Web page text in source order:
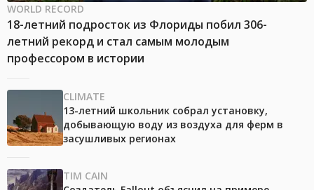
WORLD RECORD
18-летний подросток из Флориды побил 306-
летний рекорд и стал самым молодым
профессором в истории
CLIMATE
13-летний школьник собрал установку,
добывающую воду из воздуха для ферм в
засушливых регионах
TIM CAIN